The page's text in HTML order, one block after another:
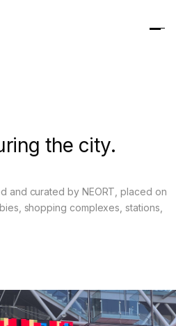
the city.
and curated by NEORT, placed on
shopping complexes, stations,